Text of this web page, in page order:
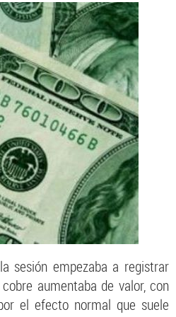
sesión empezaba a registrar
aumentaba de valor, con
el efecto normal que suele